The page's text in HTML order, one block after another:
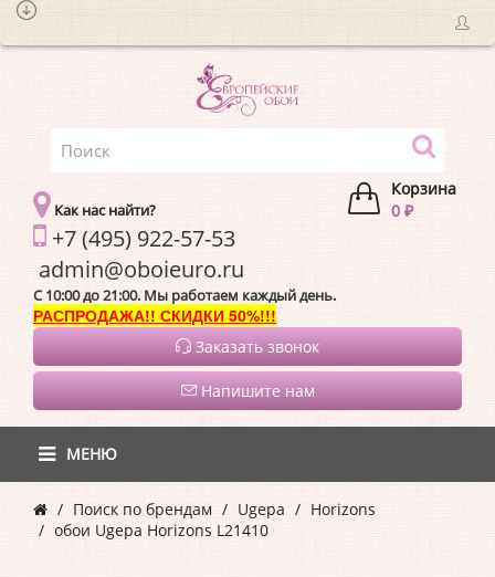
Корзина
0 ₽
Как нас найти?
+7 (495) 922-57-53
C 10:00 до 21:00. Мы работаем каждый день.
РАСПРОДАЖА!! СКИДКИ 50%!!!
Заказать звонок
Напишите нам
МЕНЮ
Поиск по брендам Ugepa
Horizons
обои Ugepa Horizons L21410